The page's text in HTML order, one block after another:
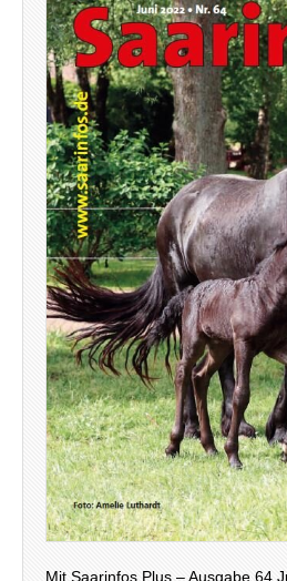
Mit Saarinfos Plus – Ausgabe 64